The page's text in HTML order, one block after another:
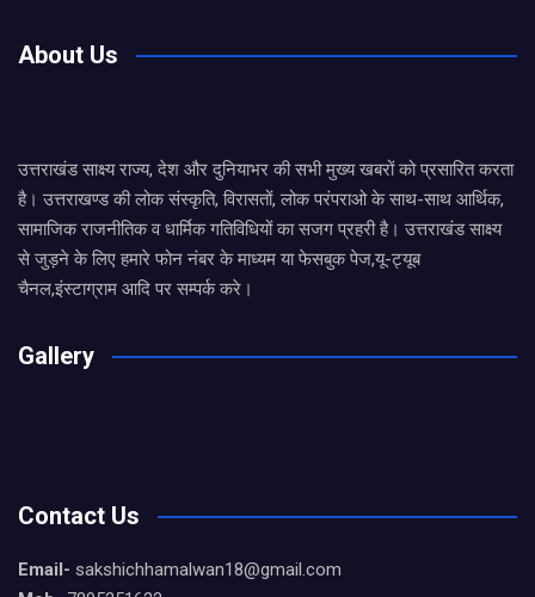
About Us
उत्तराखंड साक्ष्य राज्य, देश और दुनियाभर की सभी मुख्य खबरों को प्रसारित करता
है। उत्तराखण्ड की लोक संस्कृति, विरासतों, लोक परंपराओ के साथ-साथ आर्थिक,
सामाजिक राजनीतिक व धार्मिक गतिविधियों का सजग प्रहरी है। उत्तराखंड साक्ष्य
से जुड़ने के लिए हमारे फोन नंबर के माध्यम या फेसबुक पेज,यू-ट्यूब
चैनल,इंस्टाग्राम आदि पर सम्पर्क करे।
Gallery
Contact Us
Email- sakshichhamalwan18@gmail.com